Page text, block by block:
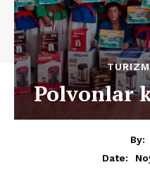
Polvonlar
By:
Date: